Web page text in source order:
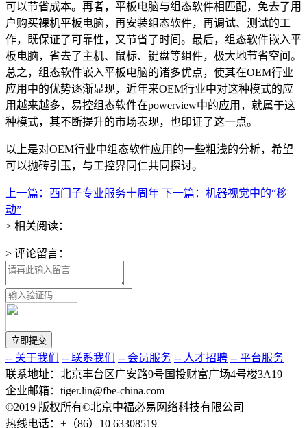
可以节省成本。再者，平板电脑与组态软件相匹配，免去了用
户购买裸机平板电脑，再安装组态软件，再调试、测试的工
作，既保证了可靠性，又节省了时间。最后，组态软件嵌入平
板电脑，省去了主机、鼠标、键盘等组件，极大地节省空间。
总之，组态软件嵌入平板电脑的诸多优点，使其在OEM行业
应用中的优势逐渐显现，近年来OEM行业中对这种模式的应
用越来越多，易控组态软件在powerview中的应用，就属于这
种模式，其不断提升的市场表现，也印证了这一点。
以上是对OEM行业中组态软件应用的一些粗浅的分析，希望
可以抛砖引玉，与工控界同仁共同探讨。
上一篇：西门子专业服务十周年 下一篇：机器视觉中的“移
动”
> 相关阅读：
> 评论留言：
-- 关于我们 -- 联系我们 -- 会员服务 -- 人才招聘 -- 平台服务
联系地址：北京丰台区广安路9号国投财富广场4号楼3A19
企业邮箱：tiger.lin@fbe-china.com
©2019 版权所有©北京中福必易网络科技有限公司
热线电话：+（86）10 63308519